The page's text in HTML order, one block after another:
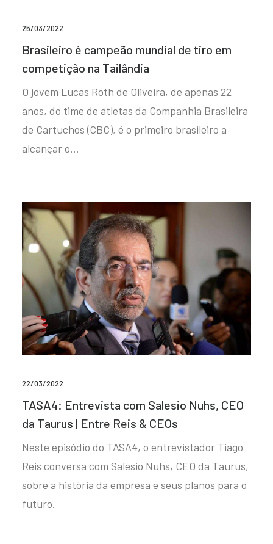
25/03/2022
Brasileiro é campeão mundial de tiro em
competição na Tailândia
O jovem Lucas Roth de Oliveira, de apenas 22
anos, do time de atletas da Companhia Brasileira
de Cartuchos (CBC), é o primeiro brasileiro a
alcançar o…
22/03/2022
TASA4: Entrevista com Salesio Nuhs, CEO
da Taurus | Entre Reis & CEOs
Neste episódio do TASA4, o entrevistador Tiago
Reis conversa com Salesio Nuhs, CEO da Taurus,
sobre a história da empresa e seus planos para o
futuro.